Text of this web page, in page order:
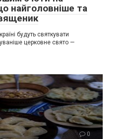
найголовніше та
будуть святкувати
церковне свято —
0